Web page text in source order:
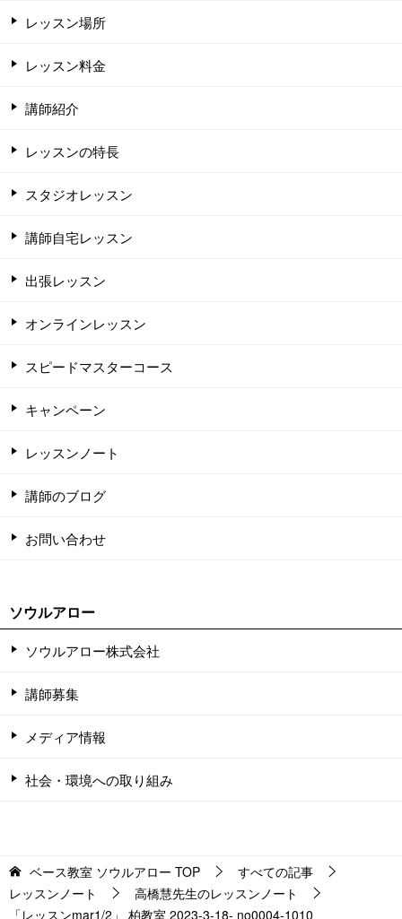
レッスン場所
レッスン料金
講師紹介
レッスンの特長
スタジオレッスン
講師自宅レッスン
出張レッスン
オンラインレッスン
スピードマスターコース
キャンペーン
レッスンノート
講師のブログ
お問い合わせ
ソウルアロー
ソウルアロー株式会社
講師募集
メディア情報
社会・環境への取り組み
ベース教室 ソウルアロー TOP
すべての記事
レッスンノート
高橋慧先生のレッスンノート
「レッスンmar1/2」 柏教室 2023-3-18-­ no0004-­1010